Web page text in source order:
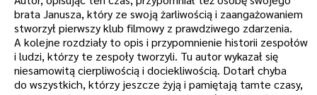
brata Janusza, który ze swoją żarliwością i zaangażowaniem
stworzył pierwszy klub filmowy z prawdziwego zdarzenia.
A kolejne rozdziały to opis i przypomnienie historii zespołów
i ludzi, którzy te zespoły tworzyli. Tu autor wykazał się
niesamowitą cierpliwością i dociekliwością. Dotarł chyba
do wszystkich, którzy jeszcze żyją i pamiętają tamte czasy,